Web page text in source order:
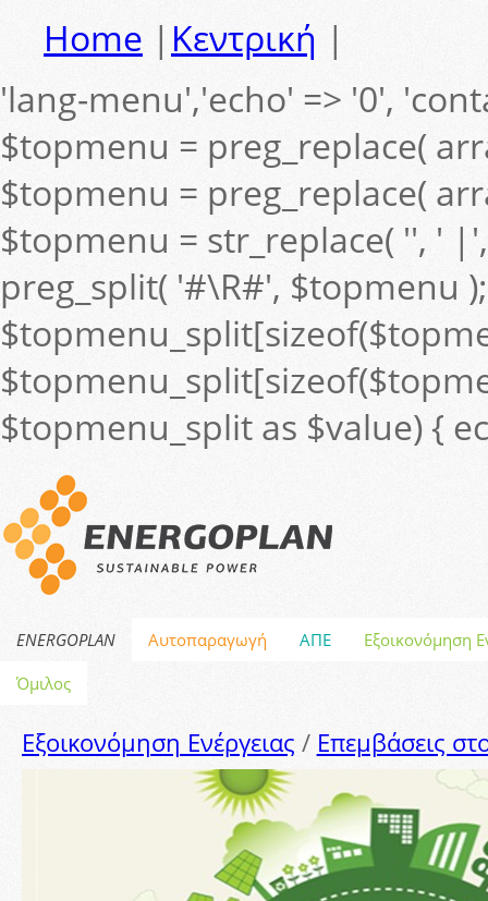
Home | Κεντρική |
'lang-menu','echo' => '0',
$topmenu = preg_replace(
$topmenu = preg_replace(
$topmenu = str_replace( '', '
preg_split( '#\R#', $topmenu );
$topmenu_split as $value) {
ENERGOPLAN Αυτοπαραγωγή ΑΠΕ
Εξοικονόμηση
Όμιλος
Εξοικονόμηση Ενέργειας / Επεμβάσεις